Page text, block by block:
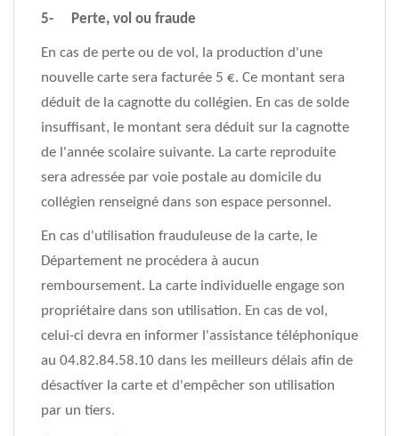
5- Perte, vol ou fraude
En cas de perte ou de vol, la production d'une
nouvelle carte sera facturée 5 €. Ce montant sera
déduit de la cagnotte du collégien. En cas de solde
insuffisant, le montant sera déduit sur la cagnotte
de l'année scolaire suivante. La carte reproduite
sera adressée par voie postale au domicile du
collégien renseigné dans son espace personnel.
En cas d'utilisation frauduleuse de la carte, le
Département ne procédera à aucun
remboursement. La carte individuelle engage son
propriétaire dans son utilisation. En cas de vol,
celui-ci devra en informer l'assistance téléphonique
au 04.82.84.58.10 dans les meilleurs délais afin de
désactiver la carte et d'empêcher son utilisation
par un tiers.